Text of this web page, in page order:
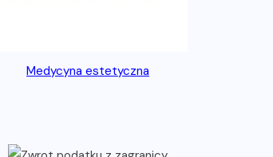
Medycyna estetyczna